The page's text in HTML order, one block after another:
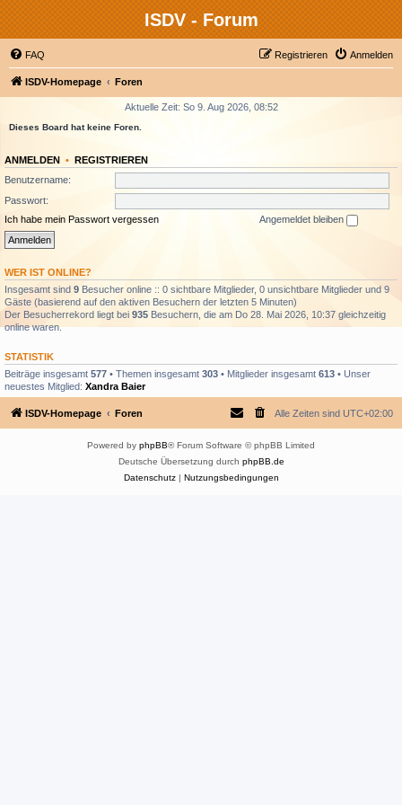
ISDV - Forum
FAQ Anmelden
Registrieren
ISDV-Homepage Foren
Aktuelle Zeit: So 9. Aug 2026, 08:52
Dieses Board hat keine Foren.
ANMELDEN • REGISTRIEREN
Benutzername:
Passwort:
Ich habe mein Passwort vergessen
Angemeldet bleiben
WER IST ONLINE?
Insgesamt sind 9 Besucher online :: 0 sichtbare Mitglieder, 0 unsichtbare Mitglieder und 9
Gäste (basierend auf den aktiven Besuchern der letzten 5 Minuten)
Der Besucherrekord liegt bei 935 Besuchern, die am Do 28. Mai 2026, 10:37 gleichzeitig
online waren.
STATISTIK
Beiträge insgesamt 577 • Themen insgesamt 303 • Mitglieder insgesamt 613 • Unser
neuestes Mitglied: Xandra Baier
ISDV-Homepage Foren Alle Zeiten sind UTC+02:00
Powered by phpBB® Forum Software © phpBB Limited
Deutsche Übersetzung durch phpBB.de
Datenschutz| Nutzungsbedingungen